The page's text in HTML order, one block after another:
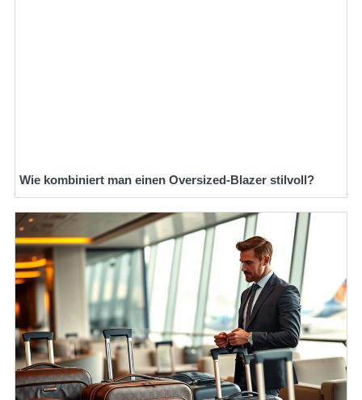
Wie kombiniert man einen Oversized-Blazer stilvoll?